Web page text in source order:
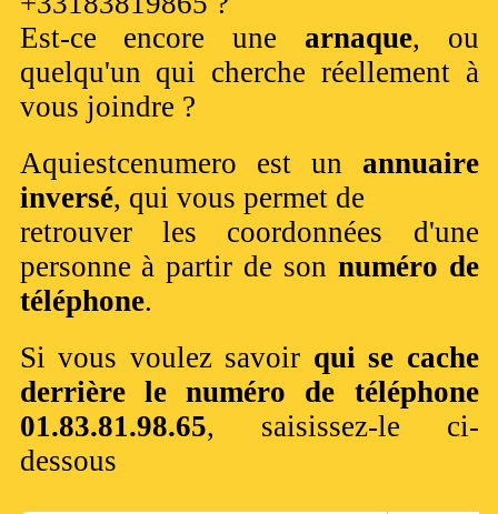
Est-ce encore une arnaque, ou
quelqu'un qui cherche réellement à
vous joindre ?
Aquiestcenumero est un annuaire
inversé, qui vous permet de
retrouver les coordonnées d'une
personne à partir de son numéro de
téléphone.
Si vous voulez savoir qui se cache
derrière le numéro de téléphone
01.83.81.98.65, saisissez-le ci-
dessous